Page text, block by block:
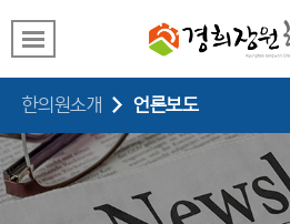
한의원소개 언론보도